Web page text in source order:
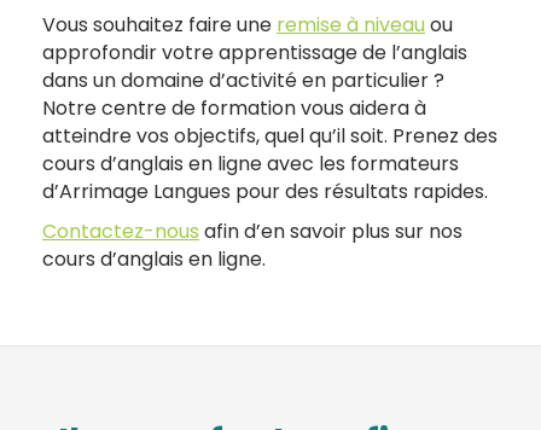
Vous souhaitez faire une remise à niveauou
approfondir votre apprentissage de l’anglais
dans un domaine d’activité en particulier ?
Notre centre de formation vous aidera à
atteindre vos objectifs, quel qu’il soit. Prenez des
cours d’anglais en ligne avec les formateurs
d’Arrimage Langues pour des résultats rapides.
Contactez-nous afin d’en savoir plus sur nos
cours d’anglais en ligne.